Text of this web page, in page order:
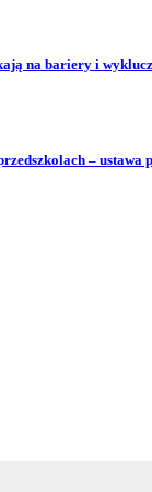
na bariery i
– ustawa